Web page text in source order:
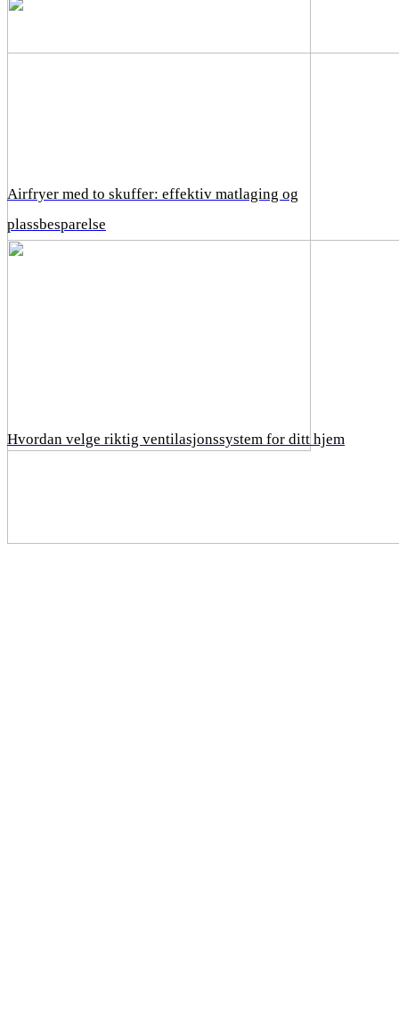
Airfryer med to skuffer: effektiv matlaging og
plassbesparelse
Hvordan velge riktig ventilasjonssystem for ditt hjem